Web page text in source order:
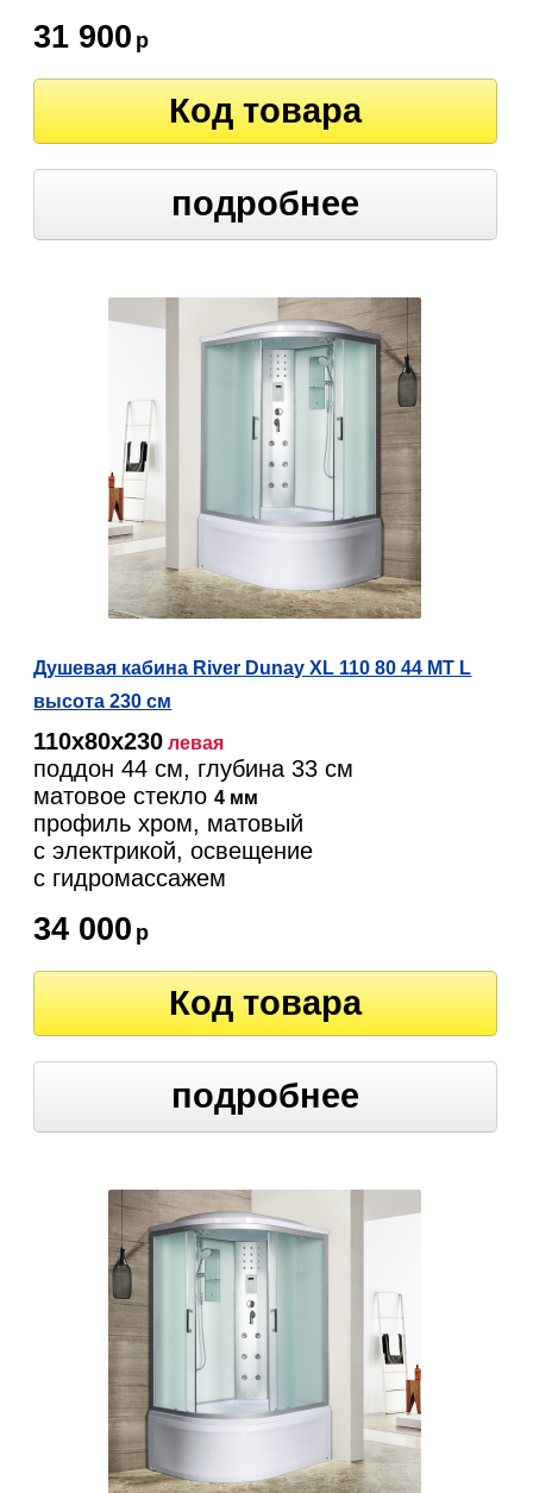
31 900 р
Код товара
подробнее
Душевая кабина River Dunay XL 110 80 44 MT L
высота 230 см
110х80х230 левая
поддон 44 см, глубина 33 см
матовое стекло4 мм
профиль хром, матовый
с электрикой, освещение
c гидромассажем
34 000 р
Код товара
подробнее